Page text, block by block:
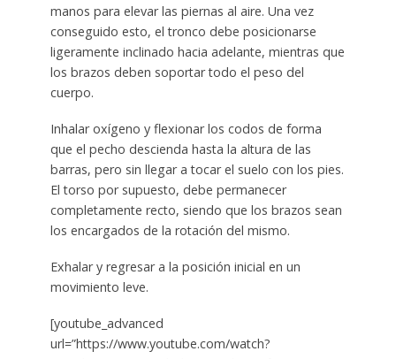
manos para elevar las piernas al aire. Una vez
conseguido esto, el tronco debe posicionarse
ligeramente inclinado hacia adelante, mientras que
los brazos deben soportar todo el peso del
cuerpo.
Inhalar oxígeno y flexionar los codos de forma
que el pecho descienda hasta la altura de las
barras, pero sin llegar a tocar el suelo con los pies.
El torso por supuesto, debe permanecer
completamente recto, siendo que los brazos sean
los encargados de la rotación del mismo.
Exhalar y regresar a la posición inicial en un
movimiento leve.
[youtube_advanced
url=”https://www.youtube.com/watch?